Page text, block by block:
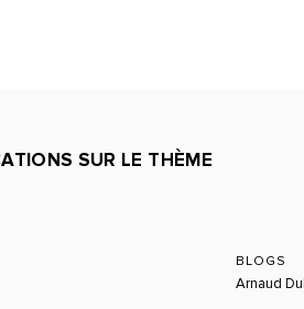
SUR LE THÈME
BLOGS
Arnaud